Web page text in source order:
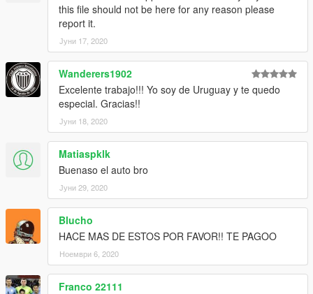
this file should not be here for any reason please
report it.
Јуни 17, 2020
Wanderers1902
Excelente trabajo!!! Yo soy de Uruguay y te quedo
especial. Gracias!!
Јуни 18, 2020
Matiaspklk
Buenaso el auto bro
Јуни 29, 2020
Blucho
HACE MAS DE ESTOS POR FAVOR!! TE PAGOO
Ноември 6, 2020
Franco 22111